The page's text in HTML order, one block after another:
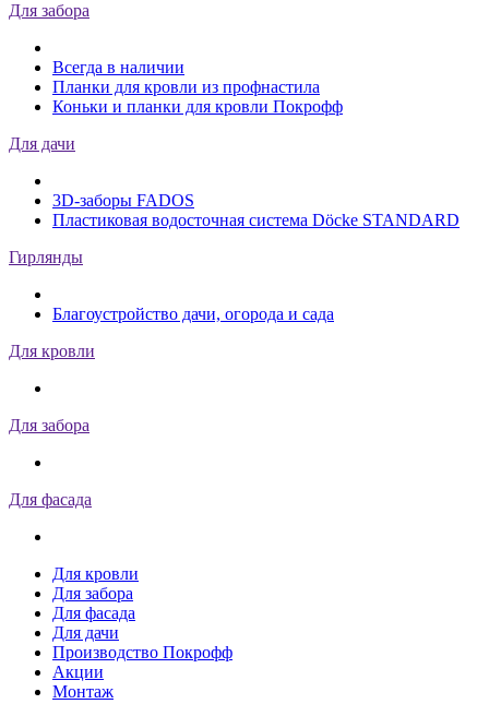
Для забора
Всегда в наличии
Планки для кровли из профнастила
Коньки и планки для кровли Покрофф
Для дачи
3D-заборы FADOS
Пластиковая водосточная система Döcke STANDARD
Гирлянды
Благоустройство дачи, огорода и сада
Для кровли
Для забора
Для фасада
Для кровли
Для забора
Для фасада
Для дачи
Производство Покрофф
Акции
Монтаж